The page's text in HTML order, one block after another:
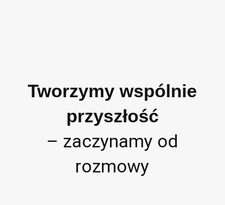
Tworzymy wspólnie
przyszłość
– zaczynamy od
rozmowy